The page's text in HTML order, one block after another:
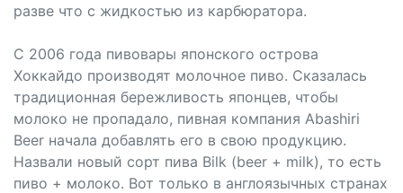
разве что с жидкостью из карбюратора.
С 2006 года пивовары японского острова
Хоккайдо производят молочное пиво. Сказалась
традиционная бережливость японцев, чтобы
молоко не пропадало, пивная компания Abashiri
Beer начала добавлять его в свою продукцию.
Назвали новый сорт пива Bilk (beer + milk), то есть
пиво + молоко. Вот только в англоязычных странах